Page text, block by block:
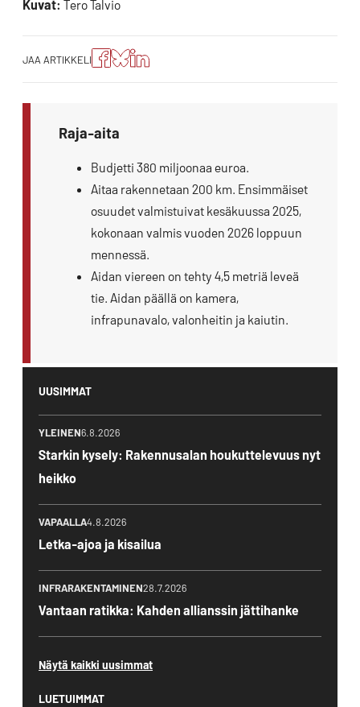
Kuvat: Tero Talvio
JAA ARTIKKELI
Jaa
artikkeli
Facebookissa
Jaa
artikkeli
Blueskyssa
Jako:
Jaa
artikkeli
Raja-aita
Budjetti 380 miljoonaa euroa.
Aitaa rakennetaan 200 km. Ensimmäiset
osuudet valmistuivat kesäkuussa 2025,
kokonaan valmis vuoden 2026 loppuun
mennessä.
Aidan viereen on tehty 4,5 metriä leveä
tie. Aidan päällä on kamera,
infrapunavalo, valonheitin ja kaiutin.
UUSIMMAT
YLEINEN6.8.2026
Starkin kysely: Rakennusalan houkuttelevuus nyt
heikko
VAPAALLA4.8.2026
Letka-ajoa ja kisailua
INFRARAKENTAMINEN28.7.2026
Vantaan ratikka: Kahden allianssin jättihanke
Näytä kaikki uusimmat
LUETUIMMAT